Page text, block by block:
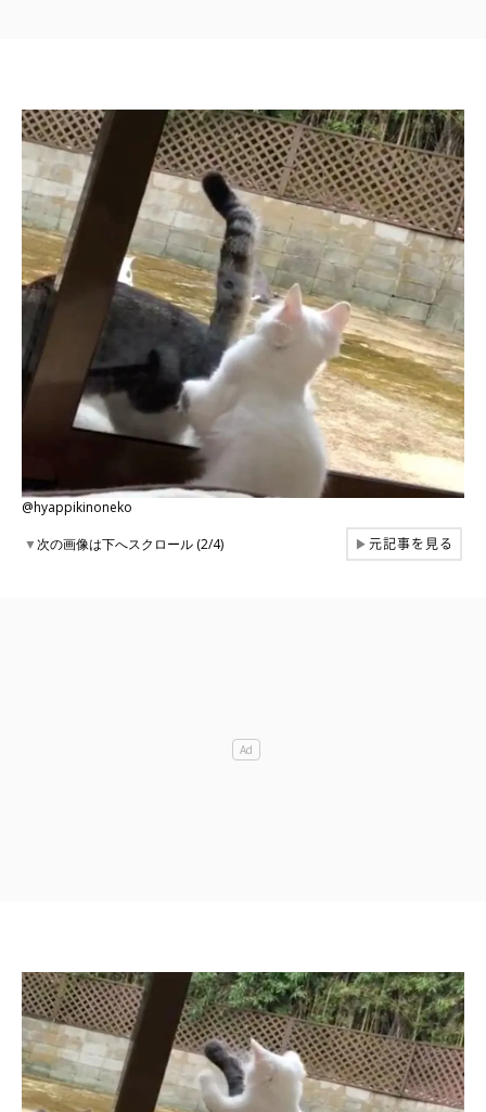
@hyappikinoneko
▼次の画像は下へスクロール (2/4) ▶元記事を見る